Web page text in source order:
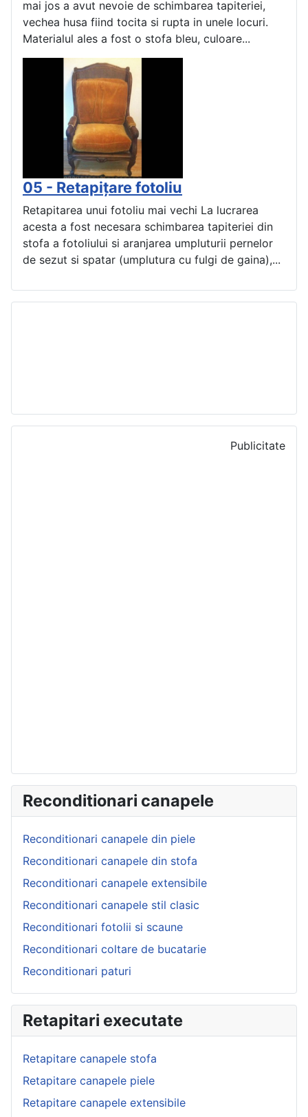
mai jos a avut nevoie de schimbarea tapiteriei,
vechea husa fiind tocita si rupta in unele locuri.
Materialul ales a fost o stofa bleu, culoare...
05 - Retapițare fotoliu
Retapitarea unui fotoliu mai vechi La lucrarea
acesta a fost necesara schimbarea tapiteriei din
stofa a fotoliului si aranjarea umpluturii pernelor
de sezut si spatar (umplutura cu fulgi de gaina),...
Publicitate
Reconditionari canapele
Reconditionari canapele din piele
Reconditionari canapele din stofa
Reconditionari canapele extensibile
Reconditionari canapele stil clasic
Reconditionari fotolii si scaune
Reconditionari coltare de bucatarie
Reconditionari paturi
Retapitari executate
Retapitare canapele stofa
Retapitare canapele piele
Retapitare canapele extensibile